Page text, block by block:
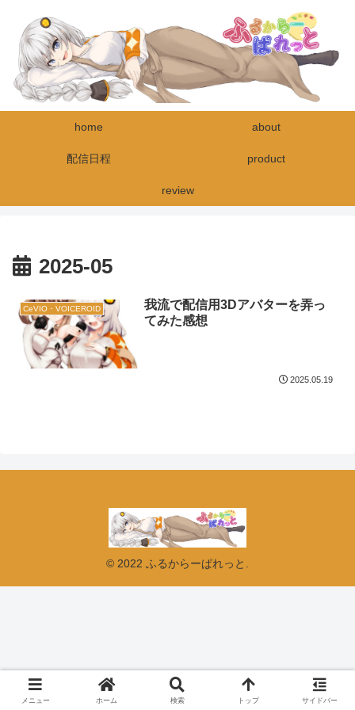
home about
配信日程 product
review
2025-05
CeVIO・VOICEROID
我流で配信用3Dアバターを弄っ
てみた感想
2025.05.19
© 2022 ふるからーぱれっと.
メニュー ホーム 検索 トップ サイドバー